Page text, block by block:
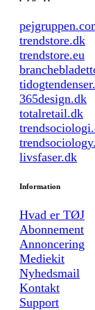
trendstore.dk
trendstore.eu
365design.dk
totalretail.dk
livsfaser.dk
Information
Hvad er TØJ
Abonnement
Annoncering
Mediekit
Nyhedsmail
Kontakt
Support